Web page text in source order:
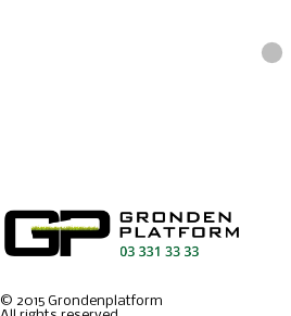
© 2015Grondenplatform